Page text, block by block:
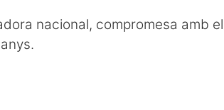
nacional, compromesa amb el